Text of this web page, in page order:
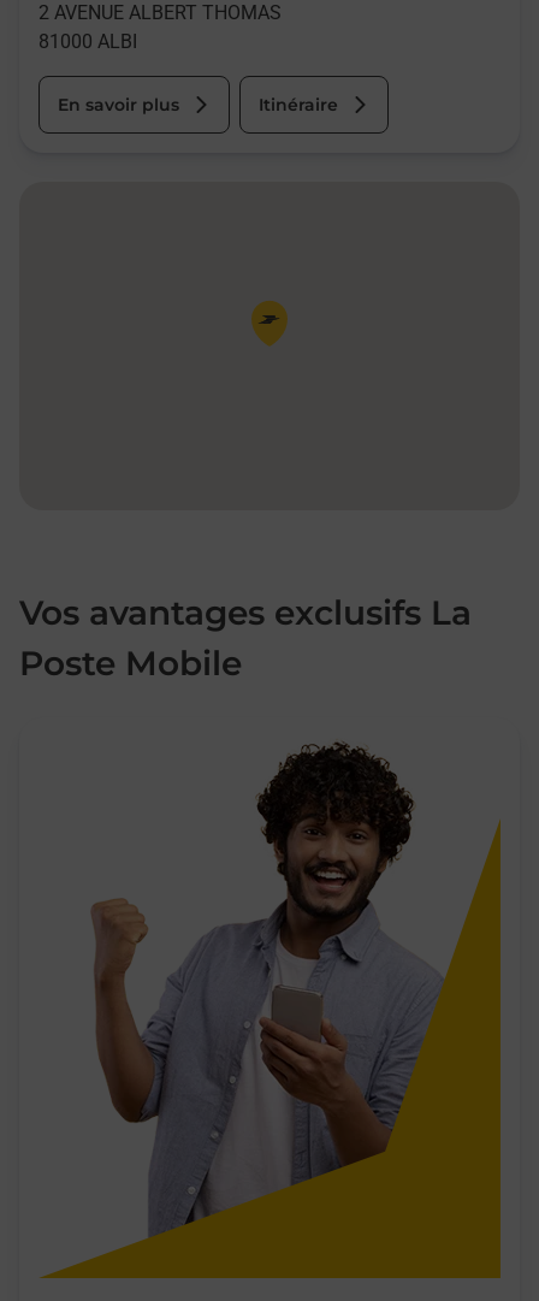
2 AVENUE ALBERT THOMAS
81000 ALBI
En savoir plus Itinéraire
Pin de la carte
Vos avantages exclusifs La
Poste Mobile